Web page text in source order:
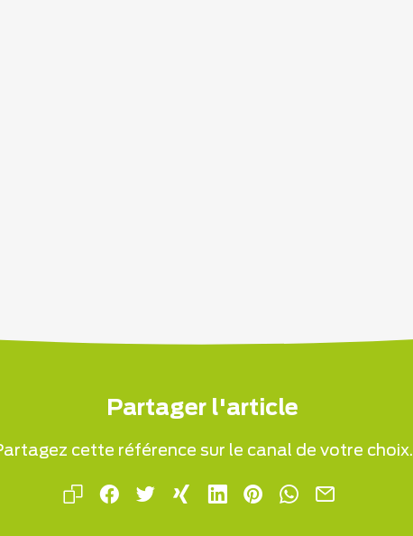
Partager l'article
cette référence sur le canal de votre choix.